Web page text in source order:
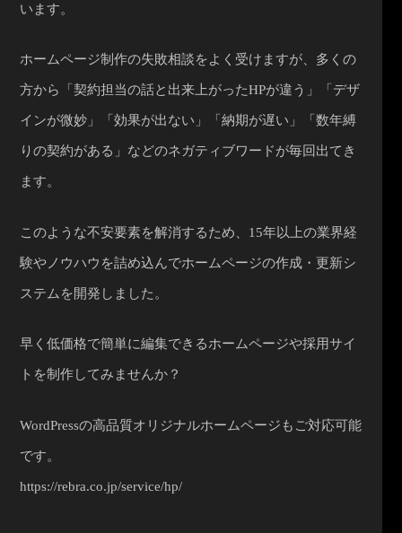
います。
ホームページ制作の失敗相談をよく受けますが、多くの
方から「契約担当の話と出来上がったHPが違う」「デザ
インが微妙」「効果が出ない」「納期が遅い」「数年縛
りの契約がある」などのネガティブワードが毎回出てき
ます。
このような不安要素を解消するため、15年以上の業界経
験やノウハウを詰め込んでホームページの作成・更新シ
ステムを開発しました。
早く低価格で簡単に編集できるホームページや採用サイ
トを制作してみませんか？
WordPressの高品質オリジナルホームページもご対応可能
です。
https://rebra.co.jp/service/hp/